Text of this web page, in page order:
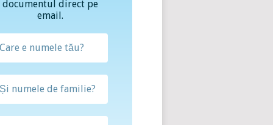
documentul direct pe
email.